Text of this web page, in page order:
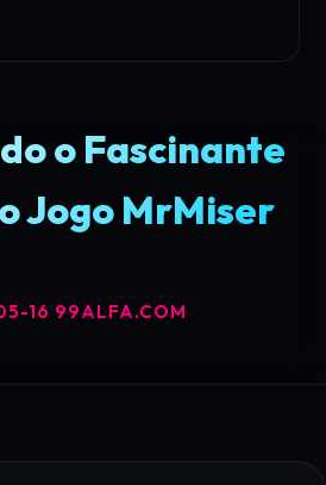
o Fascinante
Jogo MrMiser
16 99ALFA.COM